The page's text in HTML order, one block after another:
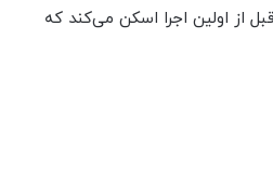
از اولین اجرا اسکن می‌کند که